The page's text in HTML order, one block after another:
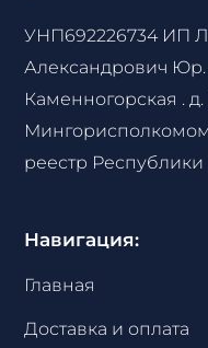
УНП692226734 ИП
Александрович Юр.
Каменногорская . д.
реестр
Навигация:
Главная
Доставка и оплата